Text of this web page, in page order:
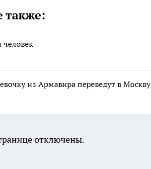
также:
человек
из Армавира переведут в Москву
отключены.